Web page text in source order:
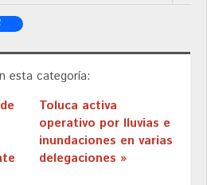
esta categoría:
Toluca activa
operativo por lluvias e
inundaciones en varias
delegaciones »